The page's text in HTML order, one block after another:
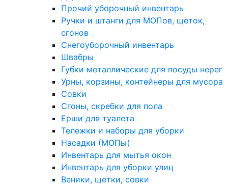
Прочий уборочный инвентарь
Ручки и штанги для МОПов, щеток,
сгонов
Снегоуборочный инвентарь
Швабры
Губки металлические для посуды нерег
Урны, корзины, контейнеры для мусора
Совки
Сгоны, скребки для пола
Ерши для туалета
Тележки и наборы для уборки
Насадки (МОПы)
Инвентарь для мытья окон
Инвентарь для уборки улиц
Веники, щетки, совки